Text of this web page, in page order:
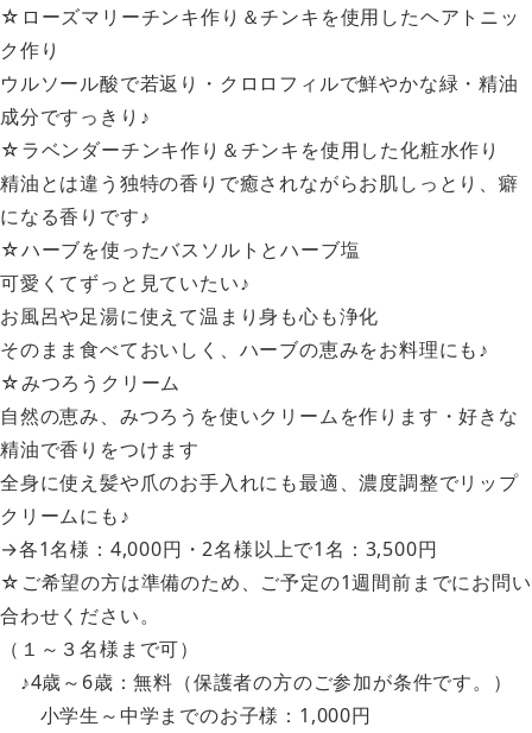
☆ローズマリーチンキ作り＆チンキを使用したヘアトニッ
ク作り
ウルソール酸で若返り・クロロフィルで鮮やかな緑・精油
成分ですっきり♪
☆ラベンダーチンキ作り＆チンキを使用した化粧水作り
精油とは違う独特の香りで癒されながらお肌しっとり、癖
になる香りです♪
☆ハーブを使ったバスソルトとハーブ塩
可愛くてずっと見ていたい♪
お風呂や足湯に使えて温まり身も心も浄化
そのまま食べておいしく、ハーブの恵みをお料理にも♪
☆みつろうクリーム
自然の恵み、みつろうを使いクリームを作ります・好きな
精油で香りをつけます
全身に使え髪や爪のお手入れにも最適、濃度調整でリップ
クリームにも♪
→各1名様：4,000円・2名様以上で1名：3,500円
☆ご希望の方は準備のため、ご予定の1週間前までにお問い
合わせください。
（１～３名様まで可）
♪4歳～6歳：無料（保護者の方のご参加が条件です。）
小学生～中学までのお子様：1,000円